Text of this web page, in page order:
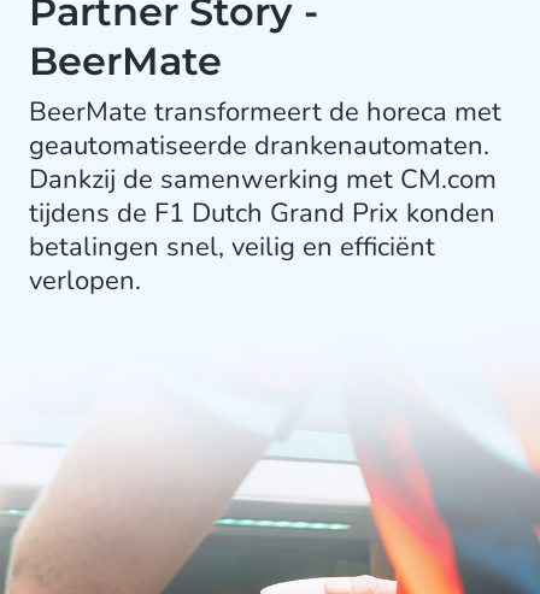
Partner Story -
BeerMate
BeerMate transformeert de horeca met
geautomatiseerde drankenautomaten.
Dankzij de samenwerking met CM.com
tijdens de F1 Dutch Grand Prix konden
betalingen snel, veilig en efficiënt
verlopen.